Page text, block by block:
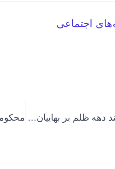
اجتماعی
مریم صفاجو؛ صورت‌گر چند دهه ظلم بر بهاییان ایران